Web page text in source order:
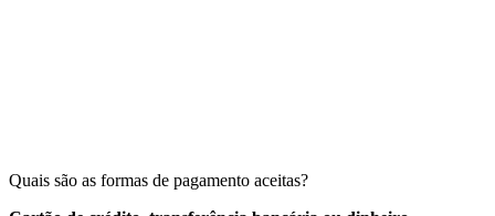
Quais são as formas de pagamento aceitas?